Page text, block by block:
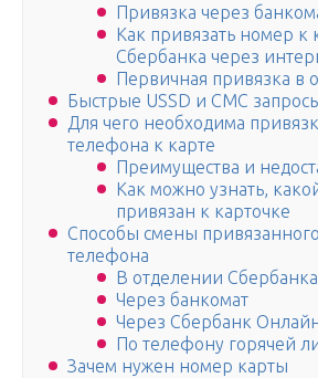
Привязка через
Как привязать номер к
Сбербанка через
Первичная привязка в
Быстрые USSD и СМС
Для чего необходима
телефона к карте
Преимущества и
Как можно узнать,
привязан к карточке
Способы смены
телефона
В отделении Сбербанка
Через банкомат
Через Сбербанк
По телефону горячей
Зачем нужен номер карты